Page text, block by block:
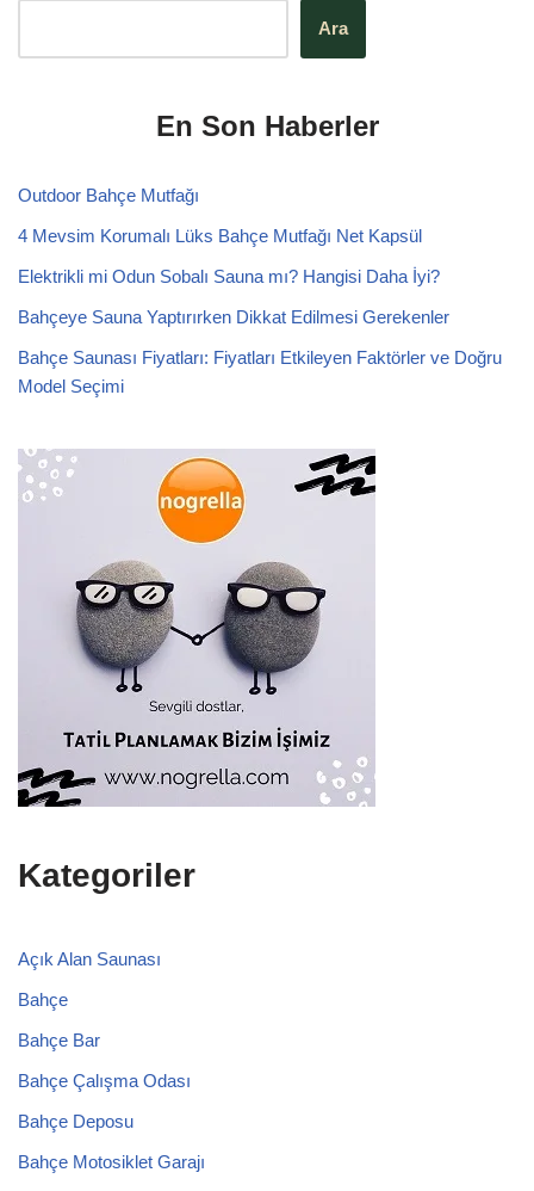
Ara
En Son Haberler
Outdoor Bahçe Mutfağı
4 Mevsim Korumalı Lüks Bahçe Mutfağı Net Kapsül
Elektrikli mi Odun Sobalı Sauna mı? Hangisi Daha İyi?
Bahçeye Sauna Yaptırırken Dikkat Edilmesi Gerekenler
Bahçe Saunası Fiyatları: Fiyatları Etkileyen Faktörler ve Doğru
Model Seçimi
Kategoriler
Açık Alan Saunası
Bahçe
Bahçe Bar
Bahçe Çalışma Odası
Bahçe Deposu
Bahçe Motosiklet Garajı